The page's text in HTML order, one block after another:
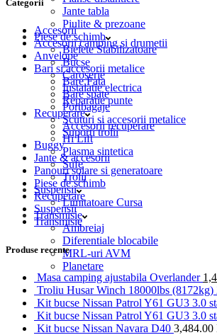
Jante tabla
Piulite & prezoane
Piese de schimb
Bielete Stabilizatoare
Bucse
Caroserie
Instalatie electrica
Reparatie punte
Recuperare
Accesorii recuperare
Hi Lift
Plasma sintetica
Sufe
Trolii
Suspensii
Limitatoare Cursa
Transmisie
Ambreiaj
Diferentiale blocabile
MRL-uri AVM
Planetare
Categorii
Accesorii
Accesorii camping si drumetii
Anvelope
Bari si accesorii metalice
Bare Fata
Bare spate
Portbagaje
Scuturi si accesorii metalice
Suporti trolii
Buggy
Jante & accesorii
Panouri solare si generatoare
Piese de schimb
Recuperare
Suspensii
Transmisie
Produse recente
Masa camping ajustabila Overlander
Troliu Husar Winch 18000lbs (8172kg)
Kit bucse Nissan Patrol Y61 GU3 3.0
Kit bucse Nissan Patrol Y61 GU3 3.0
Kit bucse Nissan Navara D40 3,484.00